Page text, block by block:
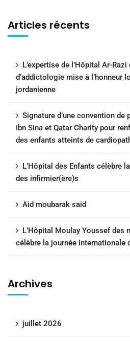
Articles récents
L’expertise de l’Hôpital Ar-
d’addictologie mise à l’honneur
jordanienne
Signature d’une convention de
Ibn Sina et Qatar Charity pour
des enfants atteints de
L’Hôpital des Enfants célèbre
des infirmier(ère)s
Aid moubarak said
L’Hôpital Moulay Youssef des
célèbre la journée internationale
Archives
juillet 2026